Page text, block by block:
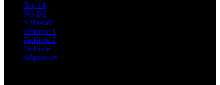
Top 14
Pro D2
Nationale
Fédérale 1
Fédérale 2
Fédérale 3
Régionales